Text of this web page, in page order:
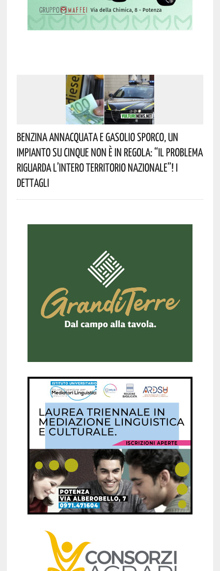
Benzina Annacquata E Gasolio Sporco, Un
Impianto Su Cinque Non È In Regola: “il Problema
Riguarda L’intero Territorio Nazionale”! I
Dettagli